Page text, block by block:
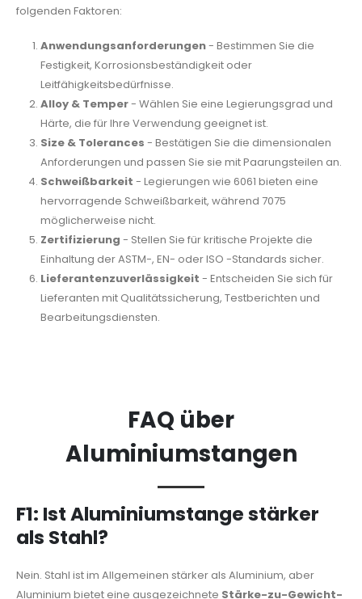
folgenden Faktoren:
Anwendungsanforderungen- Bestimmen Sie die
Festigkeit, Korrosionsbeständigkeit oder
Leitfähigkeitsbedürfnisse.
Alloy & Temper- Wählen Sie eine Legierungsgrad und
Härte, die für Ihre Verwendung geeignet ist.
Size & Tolerances - Bestätigen Sie die dimensionalen
Anforderungen und passen Sie sie mit Paarungsteilen an.
Schweißbarkeit - Legierungen wie 6061 bieten eine
hervorragende Schweißbarkeit, während 7075
möglicherweise nicht.
Zertifizierung - Stellen Sie für kritische Projekte die
Einhaltung der ASTM-, EN- oder ISO -Standards sicher.
Lieferantenzuverlässigkeit - Entscheiden Sie sich für
Lieferanten mit Qualitätssicherung, Testberichten und
Bearbeitungsdiensten.
FAQ über
Aluminiumstangen
F1: Ist Aluminiumstange stärker
als Stahl?
Nein. Stahl ist im Allgemeinen stärker als Aluminium, aber
Aluminium bietet eine ausgezeichnete Stärke-zu-Gewicht-